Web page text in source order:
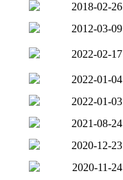
2018-02-26
2012-03-09
2022-02-17
2022-01-04
2022-01-03
2021-08-24
2020-12-23
2020-11-24